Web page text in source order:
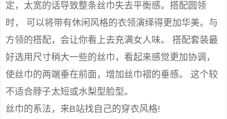
定，太宽的话导致整条丝巾失去平衡感。搭配圆领
时， 可以将带有休闲风格的衣领演绎得更加华美。与
方领的搭配，会让你看上去充满女人味。 搭配套装最
好选用尺寸稍大一些的丝巾，看起来感觉更加协调，
使丝巾的两端垂在前面，增加丝巾褶的垂感。 这个较
不适合脖子太短或水梨型脸型。
丝巾的系法，来B站找自己的穿衣风格!